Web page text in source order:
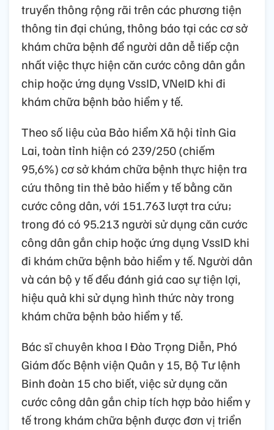
truyền thông rộng rãi trên các phương tiện
thông tin đại chúng, thông báo tại các cơ sở
khám chữa bệnh để người dân dễ tiếp cận
nhất việc thực hiện căn cước công dân gắn
chip hoặc ứng dụng VssID, VNeID khi đi
khám chữa bệnh bảo hiểm y tế.
Theo số liệu của Bảo hiểm Xã hội tỉnh Gia
Lai, toàn tỉnh hiện có 239/250 (chiếm
95,6%) cơ sở khám chữa bệnh thực hiện tra
cứu thông tin thẻ bảo hiểm y tế bằng căn
cước công dân, với 151.763 lượt tra cứu;
trong đó có 95.213 người sử dụng căn cước
công dân gắn chip hoặc ứng dụng VssID khi
đi khám chữa bệnh bảo hiểm y tế. Người dân
và cán bộ y tế đều đánh giá cao sự tiện lợi,
hiệu quả khi sử dụng hình thức này trong
khám chữa bệnh bảo hiểm y tế.
Bác sĩ chuyên khoa I Đào Trọng Diễn, Phó
Giám đốc Bệnh viện Quân y 15, Bộ Tư lệnh
Binh đoàn 15 cho biết, việc sử dụng căn
cước công dân gắn chip tích hợp bảo hiểm y
tế trong khám chữa bệnh được đơn vị triển